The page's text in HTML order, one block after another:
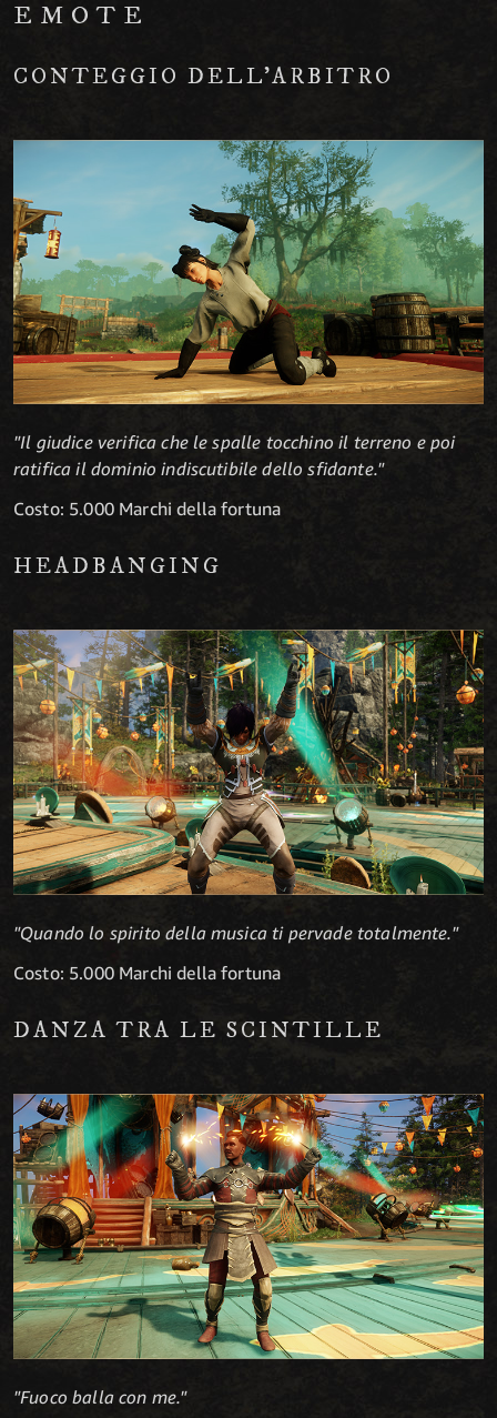
EMOTE
CONTEGGIO DELL'ARBITRO
"Il giudice verifica che le spalle tocchino il terreno e poi
ratifica il dominio indiscutibile dello sfidante."
Costo: 5.000 Marchi della fortuna
HEADBANGING
"Quando lo spirito della musica ti pervade totalmente."
Costo: 5.000 Marchi della fortuna
DANZA TRA LE SCINTILLE
"Fuoco balla con me."